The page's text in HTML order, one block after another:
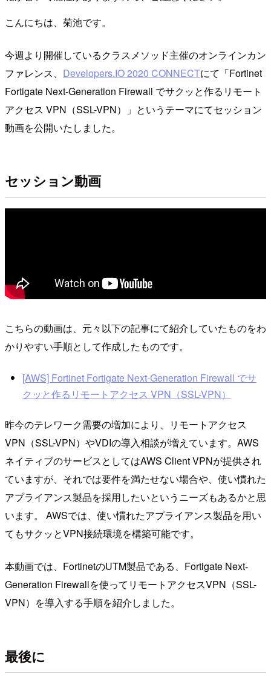
こんにちは、菊池です。
今週より開催しているクラスメソッド主催のオンラインカン
ファレンス、 Developers.IO 2020 CONNECTにて「Fortinet
Fortigate Next-Generation Firewall でサクッと作るリモート
アクセス VPN（SSL-VPN）」というテーマにてセッション
動画を公開いたしました。
セッション動画
こちらの動画は、元々以下の記事にて紹介していたものをわ
かりやすい手順として作成したものです。
[AWS] Fortinet Fortigate Next-Generation Firewall でサ
クッと作るリモートアクセス VPN（SSL-VPN）
昨今のテレワーク需要の増加により、リモートアクセス
VPN（SSL-VPN）やVDIの導入相談が増えています。AWS
ネイティブのサービスとしてはAWS Client VPNが提供され
ていますが、それでは要件を満たせない場合や、使い慣れた
アプライアンス製品を採用したいというニーズもあるかと思
います。 AWSでは、使い慣れたアプライアンス製品を用い
てもサクッとVPN接続環境を構築可能です。
本動画では、FortinetのUTM製品である、Fortigate Next-
Generation Firewallを使ってリモートアクセスVPN（SSL-
VPN）を導入する手順を紹介しました。
最後に